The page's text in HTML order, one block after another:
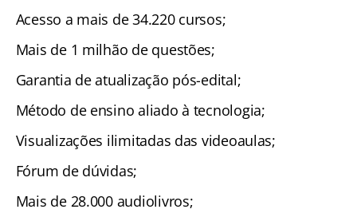
Acesso a mais de 34.220 cursos;
Mais de 1 milhão de questões;
Garantia de atualização pós-edital;
Método de ensino aliado à tecnologia;
Visualizações ilimitadas das videoaulas;
Fórum de dúvidas;
Mais de 28.000 audiolivros;